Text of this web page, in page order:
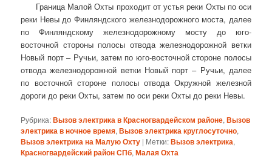
Граница Малой Охты проходит от устья реки Охты по оси
реки Невы до Финляндского железнодорожного моста, далее
по Финляндскому железнодорожному мосту до юго-
восточной стороны полосы отвода железнодорожной ветки
Новый порт – Ручьи, затем по юго-восточной стороне полосы
отвода железнодорожной ветки Новый порт – Ручьи, далее
по восточной стороне полосы отвода Окружной железной
дороги до реки Охты, затем по оси реки Охты до реки Невы.
Рубрика:Вызов электрика в Красногвардейском районе,Вызов
электрика в ночное время,Вызов электрика круглосуточно,
Вызов электрика на Малую Охту | Метки:Вызов электрика,
Красногвардейский район СПб,Малая Охта